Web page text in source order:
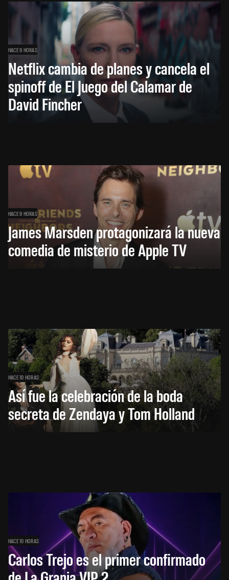
HACE 9 HORAS
Netflix cambia de planes y cancela el
spinoff de El Juego del Calamar de
David Fincher
HACE 9 HORAS
James Marsden protagonizará la nueva
comedia de misterio de Apple TV
HACE 10 HORAS
Así fue la celebración de la boda
secreta de Zendaya y Tom Holland
HACE 10 HORAS
Carlos Trejo es el primer confirmado